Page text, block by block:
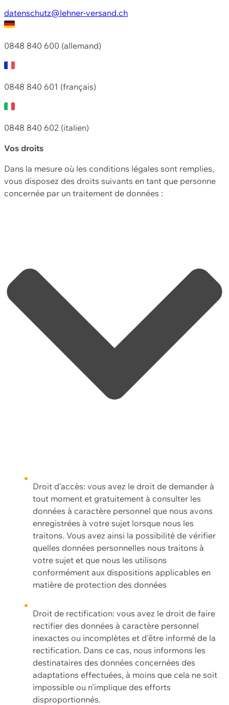
datenschutz@lehner-versand.ch
0848 840 600 (allemand)
0848 840 601 (français)
0848 840 602 (italien)
Vos droits
Dans la mesure où les conditions légales sont remplies,
vous disposez des droits suivants en tant que personne
concernée par un traitement de données :
Droit d'accès: vous avez le droit de demander à
tout moment et gratuitement à consulter les
données à caractère personnel que nous avons
enregistrées à votre sujet lorsque nous les
traitons. Vous avez ainsi la possibilité de vérifier
quelles données personnelles nous traitons à
votre sujet et que nous les utilisons
conformément aux dispositions applicables en
matière de protection des données
Droit de rectification: vous avez le droit de faire
rectifier des données à caractère personnel
inexactes ou incomplètes et d'être informé de la
rectification. Dans ce cas, nous informons les
destinataires des données concernées des
adaptations effectuées, à moins que cela ne soit
impossible ou n'implique des efforts
disproportionnés.